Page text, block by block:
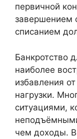
первичной
завершением
списанием
Банкротство
наиболее
избавления
нагрузки.
ситуациями,
чем доходы. В